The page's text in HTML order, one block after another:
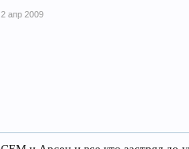
2 апр 2009